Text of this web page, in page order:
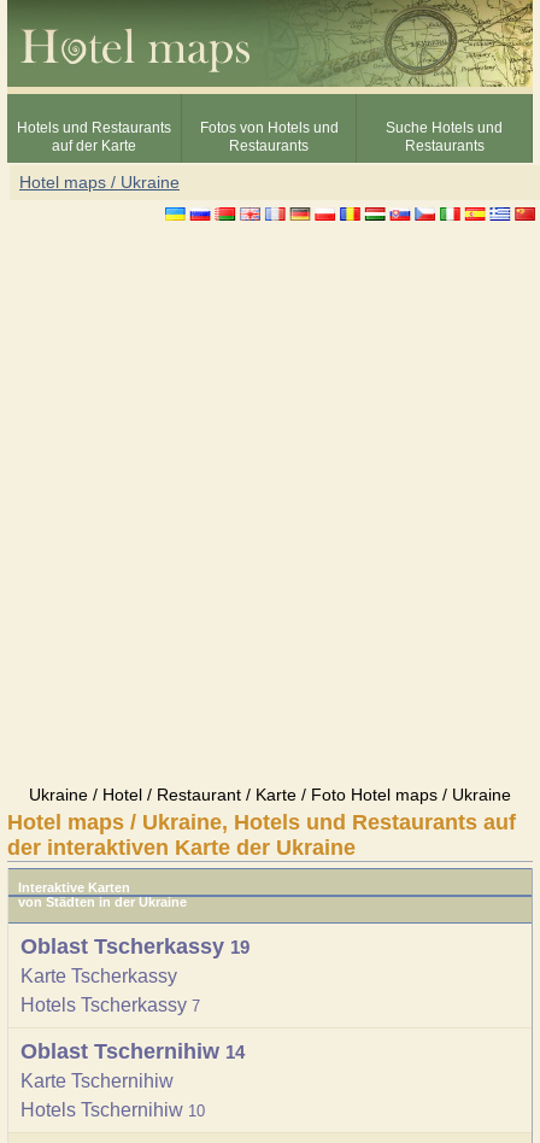
Hotels und Restaurants
auf der Karte
Fotos von Hotels und
Restaurants
Suche Hotels und
Restaurants
Hotel maps / Ukraine
Ukraine / Hotel / Restaurant / Karte / Foto Hotel maps / Ukraine
Hotel maps / Ukraine, Hotels und Restaurants auf
der interaktiven Karte der Ukraine
Interaktive Karten
von Städten in der Ukraine
Oblast Tscherkassy 19
Karte Tscherkassy
Hotels Tscherkassy 7
Oblast Tschernihiw 14
Karte Tschernihiw
Hotels Tschernihiw 10